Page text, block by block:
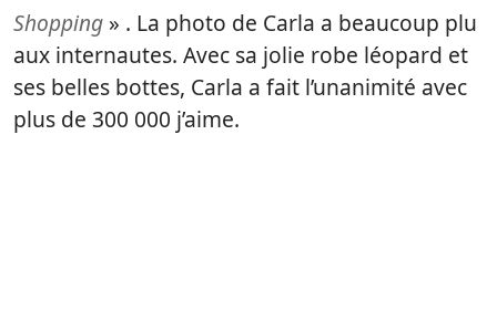
Shopping » . La photo de Carla a beaucoup plu
aux internautes. Avec sa jolie robe léopard et
ses belles bottes, Carla a fait l’unanimité avec
plus de 300 000 j’aime.